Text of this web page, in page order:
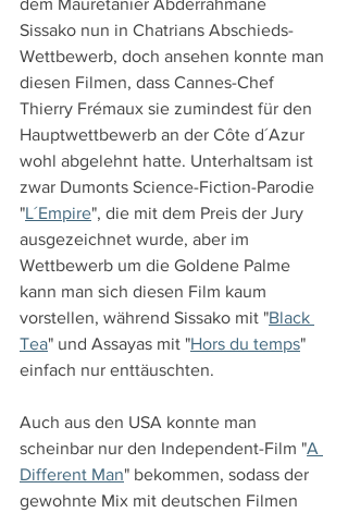
dem Mauretanier Abderrahmane
Sissako nun in Chatrians Abschieds-
Wettbewerb, doch ansehen konnte man
diesen Filmen, dass Cannes-Chef
Thierry Frémaux sie zumindest für den
Hauptwettbewerb an der Côte d´Azur
wohl abgelehnt hatte. Unterhaltsam ist
zwar Dumonts Science-Fiction-Parodie
"L´Empire", die mit dem Preis der Jury
ausgezeichnet wurde, aber im
Wettbewerb um die Goldene Palme
kann man sich diesen Film kaum
vorstellen, während Sissako mit "Black
Tea" und Assayas mit "Hors du temps"
einfach nur enttäuschten.
Auch aus den USA konnte man
scheinbar nur den Independent-Film "A
Different Man" bekommen, sodass der
gewohnte Mix mit deutschen Filmen